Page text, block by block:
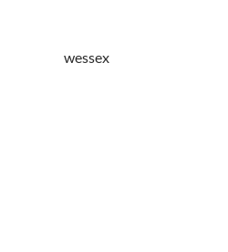
wessex